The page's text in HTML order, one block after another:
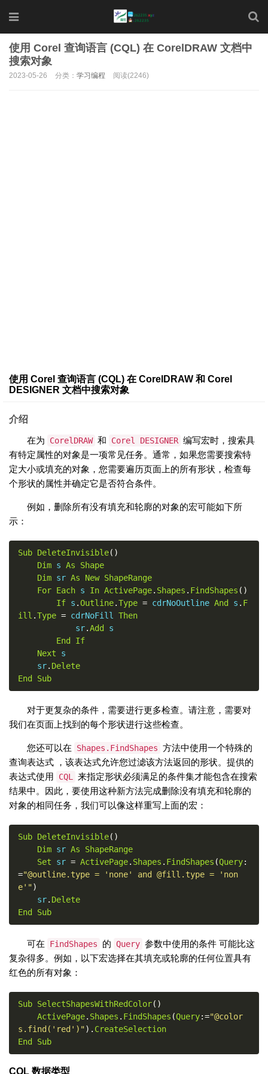
使用 Corel 查询语言 (CQL) 在 CorelDRAW 文档中
搜索对象
2023-05-26 分类： 学习编程 阅读(2246)
使用 Corel 查询语言 (CQL) 在 CorelDRAW 和 Corel
DESIGNER 文档中搜索对象
介绍
在为 CorelDRAW 和 Corel DESIGNER 编写宏时，搜索具
有特定属性的对象是一项常见任务。通常，如果您需要搜索特
定大小或填充的对象，您需要遍历页面上的所有形状，检查每
个形状的属性并确定它是否符合条件。
例如，删除所有没有填充和轮廓的对象的宏可能如下所
示：
Sub DeleteInvisible()
Dim s As
Shape
Dim sr As New ShapeRange
For Each s In ActivePage. Shapes . FindShapes ()
If s .Outline.Type = cdrNoOutline And s . F
ill .Type = cdrNoFill Then
            sr
.Add
s
End
If
Next s
    sr
. Delete
End
Sub
对于更复杂的条件，需要进行更多检查。请注意，需要对
我们在页面上找到的每个形状进行这些检查。
您还可以在 Shapes.FindShapes 方法中使用一个特殊的
查询表达式 ，该表达式允许您过滤该方法返回的形状。提供的
表达式使用
CQL
来指定形状必须满足的条件集才能包含在搜索
结果中。因此，要使用这种新方法完成删除没有填充和轮廓的
对象的相同任务，我们可以像这样重写上面的宏：
Sub DeleteInvisible()
Dim sr As
ShapeRange
Set sr = ActivePage. Shapes . FindShapes (Query:
="@outline.type = 'none' and @fill.type = 'non
e'")
    sr
. Delete
End
Sub
可在 FindShapes 的 Query 参数中使用的条件 可能比这
复杂得多。例如，以下宏选择在其填充或轮廓的任何位置具有
红色的所有对象：
Sub SelectShapesWithRedColor()
ActivePage. Shapes . FindShapes (Query:="@color
s.find('red')"). CreateSelection
End
Sub
CQL 数据类型